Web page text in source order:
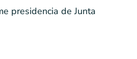
presidencia de Junta